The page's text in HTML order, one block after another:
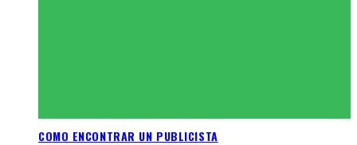
COMO ENCONTRAR UN PUBLICISTA